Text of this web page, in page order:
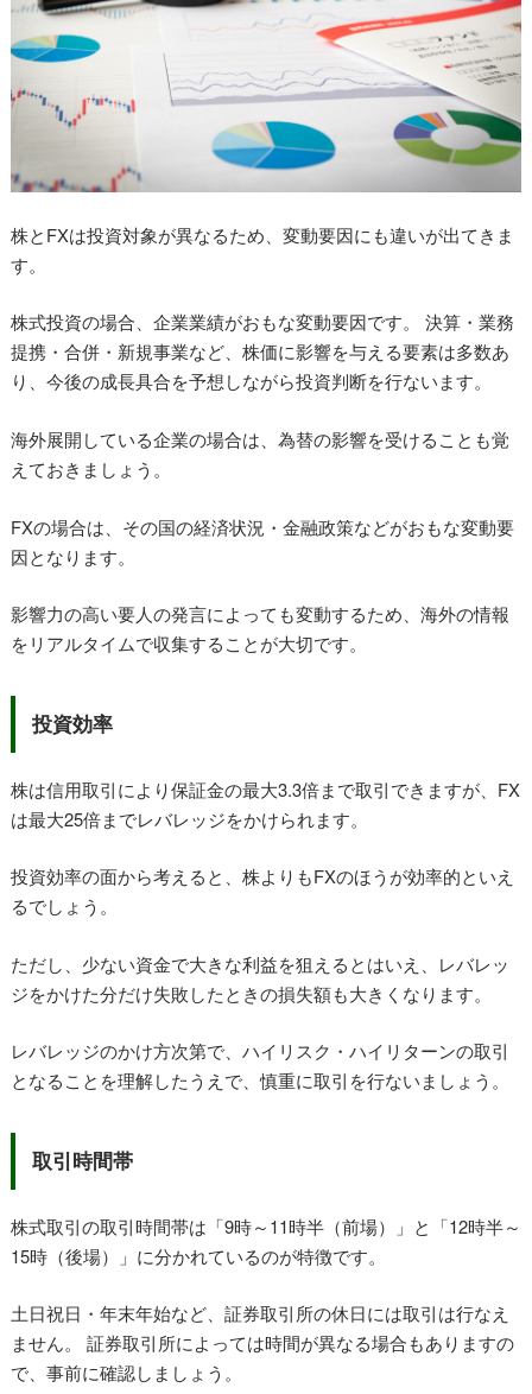
株とFXは投資対象が異なるため、変動要因にも違いが出てきま
す。
株式投資の場合、企業業績がおもな変動要因です。 決算・業務
提携・合併・新規事業など、株価に影響を与える要素は多数あ
り、今後の成長具合を予想しながら投資判断を行ないます。
海外展開している企業の場合は、為替の影響を受けることも覚
えておきましょう。
FXの場合は、その国の経済状況・金融政策などがおもな変動要
因となります。
影響力の高い要人の発言によっても変動するため、海外の情報
をリアルタイムで収集することが大切です。
投資効率
株は信用取引により保証金の最大3.3倍まで取引できますが、FX
は最大25倍までレバレッジをかけられます。
投資効率の面から考えると、株よりもFXのほうが効率的といえ
るでしょう。
ただし、少ない資金で大きな利益を狙えるとはいえ、レバレッ
ジをかけた分だけ失敗したときの損失額も大きくなります。
レバレッジのかけ方次第で、ハイリスク・ハイリターンの取引
となることを理解したうえで、慎重に取引を行ないましょう。
取引時間帯
株式取引の取引時間帯は「9時～11時半（前場）」と「12時半～
15時（後場）」に分かれているのが特徴です。
土日祝日・年末年始など、証券取引所の休日には取引は行なえ
ません。 証券取引所によっては時間が異なる場合もありますの
で、事前に確認しましょう。